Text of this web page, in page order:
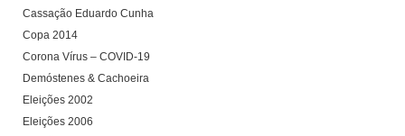
Cassação Eduardo Cunha
Copa 2014
Corona Vírus – COVID-19
Demóstenes & Cachoeira
Eleições 2002
Eleições 2006